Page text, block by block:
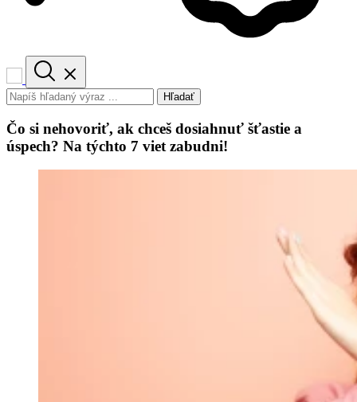
Hľadať
Čo si nehovoriť, ak chceš dosiahnuť šťastie a
úspech? Na týchto 7 viet zabudni!